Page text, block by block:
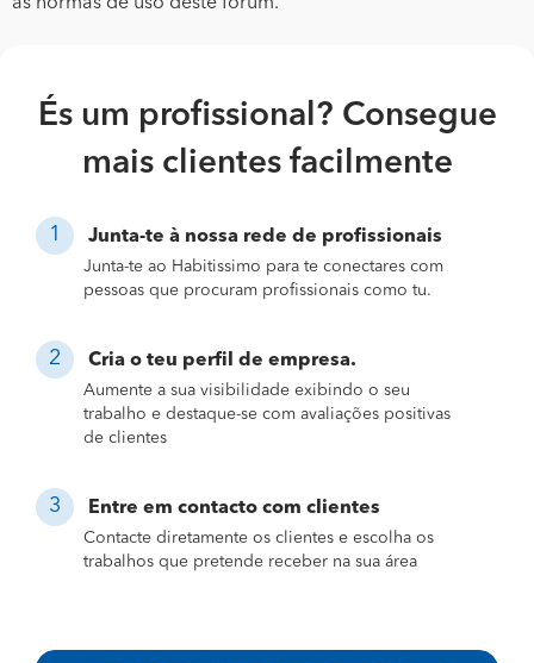
És um profissional? Consegue
mais clientes facilmente
Junta-te à nossa rede de profissionais
Junta-te ao Habitissimo para te conectares com
pessoas que procuram profissionais como tu.
Cria o teu perfil de empresa.
Aumente a sua visibilidade exibindo o seu
trabalho e destaque-se com avaliações positivas
de clientes
Entre em contacto com clientes
Contacte diretamente os clientes e escolha os
trabalhos que pretende receber na sua área